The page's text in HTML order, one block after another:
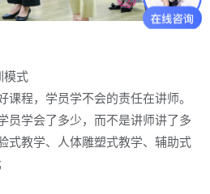
模式
程，学员学不会的责任在讲师。
员学会了多少，而不是讲师讲了多
式教学、人体雕塑式教学、辅助式